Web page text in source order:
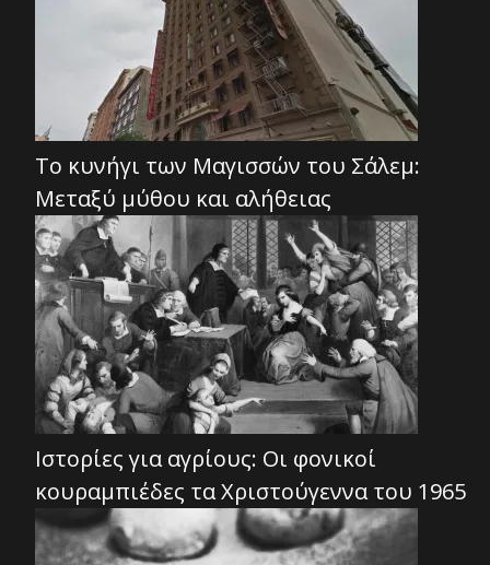
Το κυνήγι των Μαγισσών του Σάλεμ:
Μεταξύ μύθου και αλήθειας
Ιστορίες για αγρίους: Οι φονικοί
κουραμπιέδες τα Χριστούγεννα του 1965